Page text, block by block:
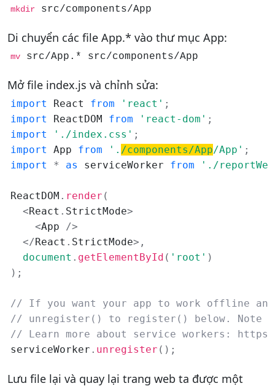
mkdir src/components/App
Di chuyển các file App.* vào thư mục App:
mv src/App.* src/components/App
Mở file index.js và chỉnh sửa:
import React from 'react' ;
import
ReactDOM from 'react-dom' ;
import
'./index.css' ;
import
App from '. /components/App/App' ;
import
* as serviceWorker from './
ReactDOM . render (
<React . StrictMode>
<App />
</React . StrictMode> ,
document . getElementById ( 'root' )
) ;
// If you want your app to work offline and
// unregister() to register() below. Note
// Learn more about service workers:
serviceWorker . unregister ( ) ;
Lưu file lại và quay lại trang web ta được một